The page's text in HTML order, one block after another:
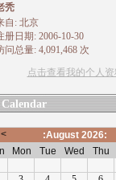
秃
自: 北京
册日期: 2006-10-30
问总量: 4,091,468 次
点击查看我的个人资
Calendar